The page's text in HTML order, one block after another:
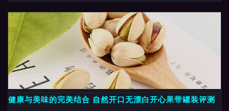
健康与美味的完美结合 自然开口无漂白开心果带罐装评测